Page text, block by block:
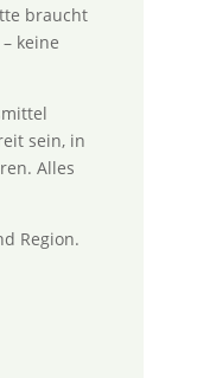
braucht
keine
sein, in
Alles
Region.